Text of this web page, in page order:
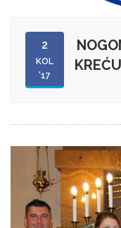
2
KOL
'17